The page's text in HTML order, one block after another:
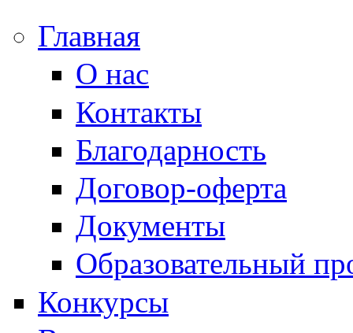
Главная
О нас
Контакты
Благодарность
Договор-оферта
Документы
Образовательный
Конкурсы